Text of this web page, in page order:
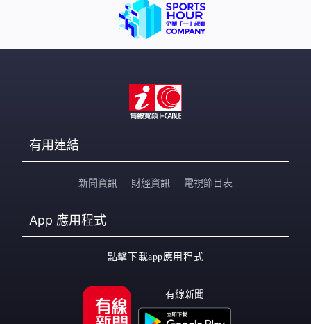
有用連結
新聞資訊 財經資訊 電視節目表
App 應用程式
點擊下載app應用程式
有線新聞